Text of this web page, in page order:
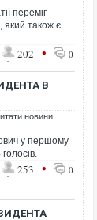
переміг
який також є
202 • 0
В
новини
у першому
253 • 0